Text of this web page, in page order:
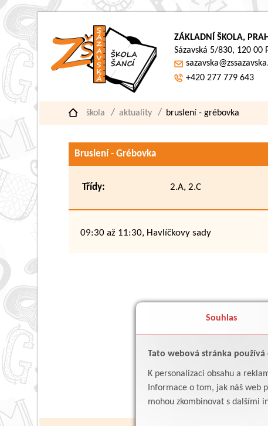
Souhlas
Tato webová stránka používá
K personalizaci obsahu a
Informace o tom, jak náš web
mohou zkombinovat s dalšími
ZÁKLADNÍ ŠKOLA,
Sázavská 5/830, 120 00
+420 277 779 643
škola aktuality bruslení - grébovka
Bruslení - Grébovka
Třídy: 2.A, 2.C
09:30 až 11:30, Havlíčkovy sady